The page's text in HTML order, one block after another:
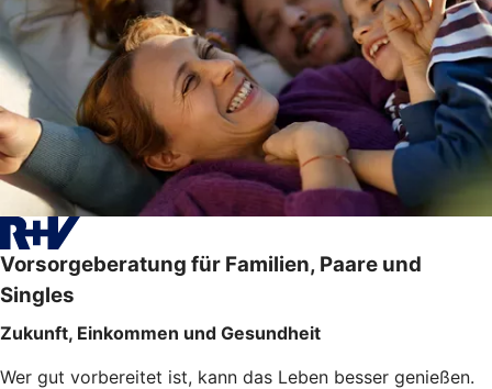
Vorsorgeberatung für Familien, Paare und
Singles
Zukunft, Einkommen und Gesundheit
Wer gut vorbereitet ist, kann das Leben besser genießen.